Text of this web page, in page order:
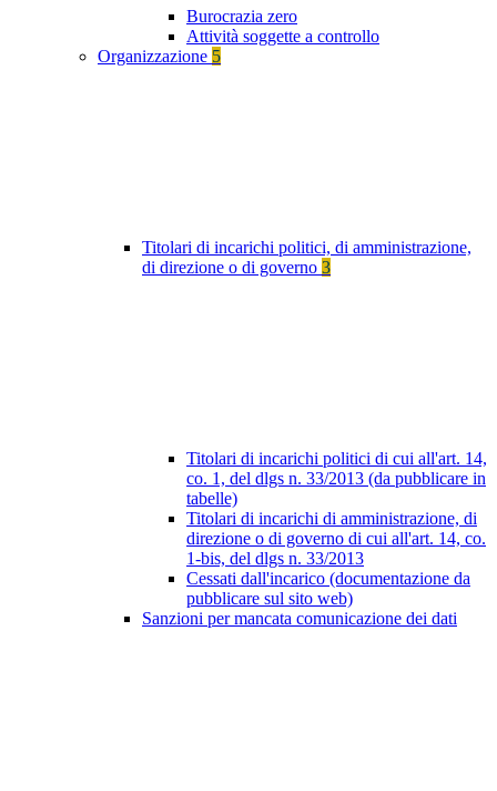
Burocrazia zero
Attività soggette a controllo
Organizzazione 5
Titolari di incarichi politici, di amministrazione,
di direzione o di governo 3
Titolari di incarichi politici di cui all'art. 14,
co. 1, del dlgs n. 33/2013 (da pubblicare in
tabelle)
Titolari di incarichi di amministrazione, di
direzione o di governo di cui all'art. 14, co.
1-bis, del dlgs n. 33/2013
Cessati dall'incarico (documentazione da
pubblicare sul sito web)
Sanzioni per mancata comunicazione dei dati